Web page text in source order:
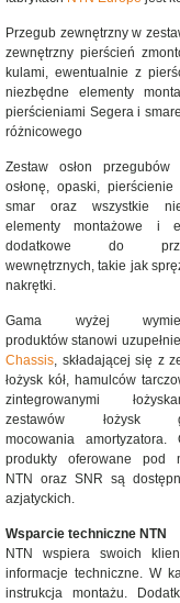
Przegub zewnętrzny w
zewnętrzny pierścień
kulami, ewentualnie z
niezbędne elementy
pierścieniami Segera i
różnicowego
Zestaw osłon przegubów
osłonę, opaski, pierścienie
smar oraz wszystkie
elementy montażowe i
dodatkowe do
wewnętrznych, takie jak
nakrętki.
Gama wyżej
produktów stanowi
Chassis, składającej się z
łożysk kół, hamulców
zintegrowanymi
zestawów łożysk
mocowania amortyzatora.
produkty oferowane pod
NTN oraz SNR są
azjatyckich.
Wsparcie techniczne NTN
NTN wspiera swoich
informacje techniczne. W
instrukcja montażu.